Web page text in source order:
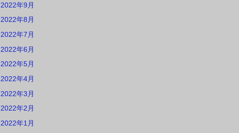
2022年9月
2022年8月
2022年7月
2022年6月
2022年5月
2022年4月
2022年3月
2022年2月
2022年1月